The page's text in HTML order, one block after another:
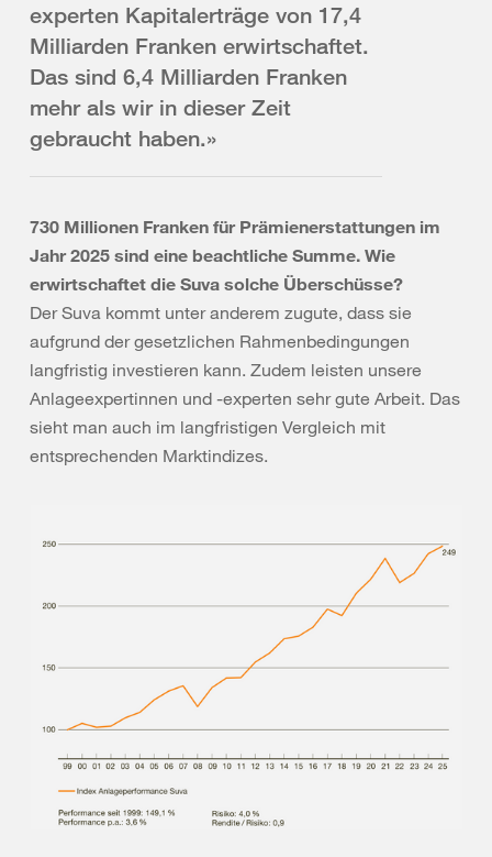
experten Kapitalerträge von 17,4
Milliarden Franken erwirtschaftet.
Das sind 6,4 Milliarden Franken
mehr als wir in dieser Zeit
gebraucht haben.»
730 Millionen Franken für Prämienerstattungen im
Jahr 2025 sind eine beachtliche Summe. Wie
erwirtschaftet die Suva solche Überschüsse?
Der Suva kommt unter anderem zugute, dass sie
aufgrund der gesetzlichen Rahmenbedingungen
langfristig investieren kann. Zudem leisten unsere
Anlageexpertinnen und -experten sehr gute Arbeit. Das
sieht man auch im langfristigen Vergleich mit
entsprechenden Marktindizes.